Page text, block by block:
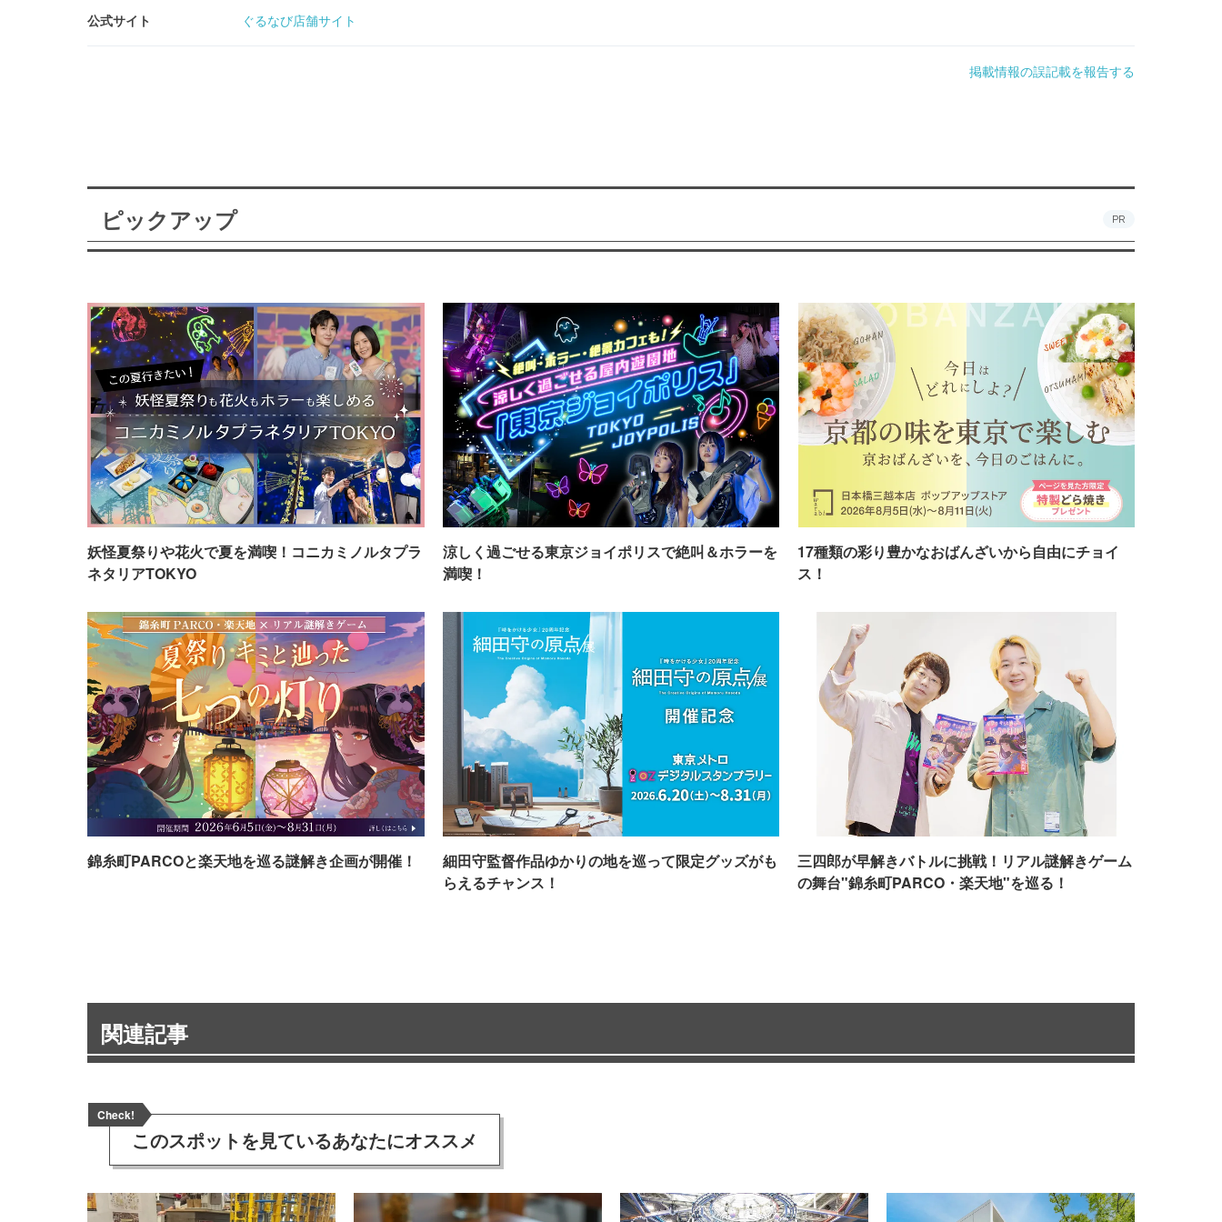
公式サイト ぐるなび店舗サイト
掲載情報の誤記載を報告する
ピックアップ PR
妖怪夏祭りや花火で夏を満喫！コニカミノルタプラ
ネタリアTOKYO
涼しく過ごせる東京ジョイポリスで絶叫＆ホラーを
満喫！
17種類の彩り豊かなおばんざいから自由にチョイ
ス！
錦糸町PARCOと楽天地を巡る謎解き企画が開催！
細田守監督作品ゆかりの地を巡って限定グッズがも
らえるチャンス！
三四郎が早解きバトルに挑戦！リアル謎解きゲーム
の舞台"錦糸町PARCO・楽天地"を巡る！
関連記事
Check!
このスポットを見ているあなたにオススメ